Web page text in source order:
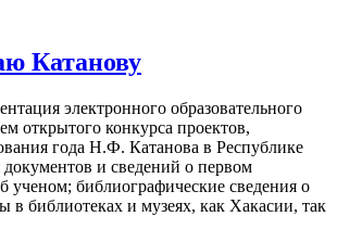
Катанову
электронного образовательного
открытого конкурса проектов,
года Н.Ф. Катанова в Республике
и сведений о первом
библиографические сведения о
библиотеках и музеях, как Хакасии, так